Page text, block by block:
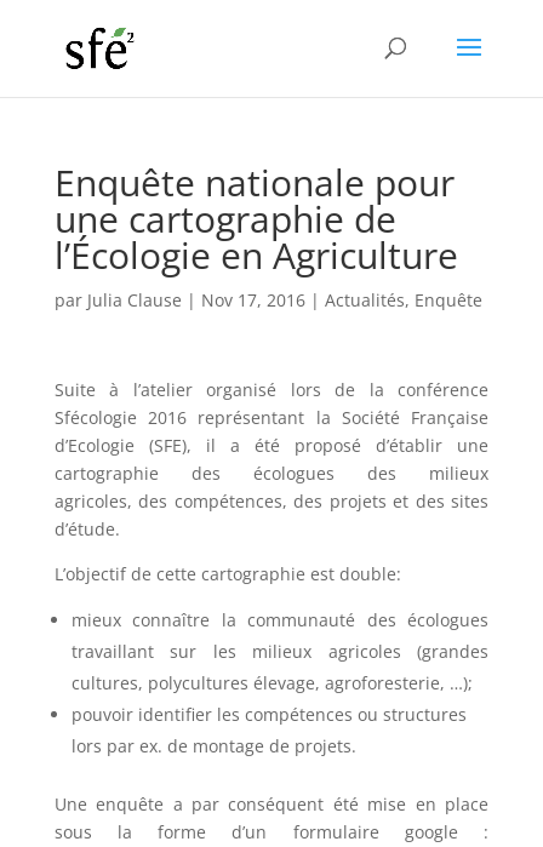
Enquête nationale pour
une cartographie de
l’Écologie en Agriculture
par Julia Clause | Nov 17, 2016| Actualités, Enquête
Suite à l’atelier organisé lors de la conférence
Sfécologie 2016 représentant la Société Française
d’Ecologie (SFE), il a été proposé d’établir une
cartographie des écologues des milieux
agricoles, des compétences, des projets et des sites
d’étude.
L’objectif de cette cartographie est double:
mieux connaître la communauté des écologues
travaillant sur les milieux agricoles (grandes
cultures, polycultures élevage, agroforesterie, …);
pouvoir identifier les compétences ou structures
lors par ex. de montage de projets.
Une enquête a par conséquent été mise en place
sous la forme d’un formulaire google :